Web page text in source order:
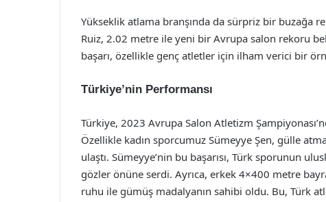
Yükseklik atlama branşında da sürpriz bir buzağa
Ruiz, 2.02 metre ile yeni bir Avrupa salon rekoru
başarı, özellikle genç atletler için ilham verici bir
Türkiye’nin Performansı
Türkiye, 2023 Avrupa Salon Atletizm
Özellikle kadın sporcumuz Sümeyye Şen, gülle
ulaştı. Sümeyye’nin bu başarısı, Türk sporunun
gözler önüne serdi. Ayrıca, erkek 4×400 metre
ruhu ile gümüş madalyanın sahibi oldu. Bu, Türk